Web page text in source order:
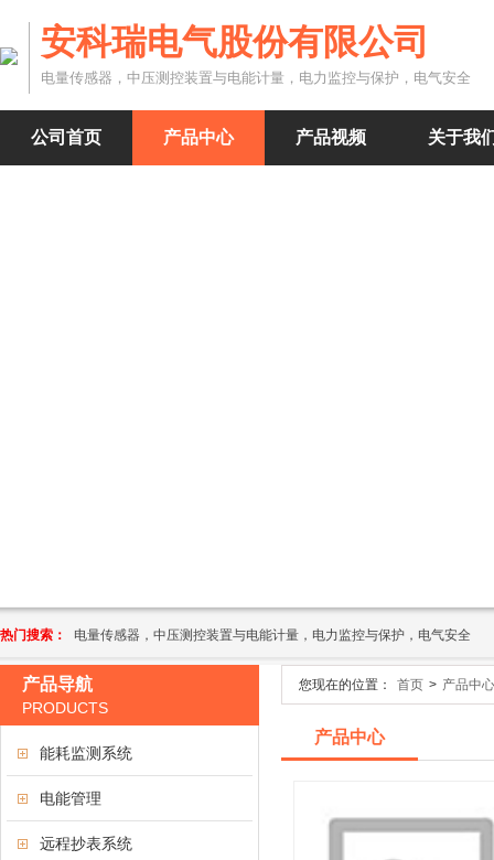
安科瑞电气股份有限公司
电量传感器，中压测控装置与电能计量，电力监控与保护，电气安全
公司首页 产品中心 产品视频 关于我
热门搜索： 电量传感器，中压测控装置与电能计量，电力监控与保护，电气安全
产品导航
PRODUCTS
能耗监测系统
电能管理
远程抄表系统
您现在的位置： 首页 > 产品中心
产品中心